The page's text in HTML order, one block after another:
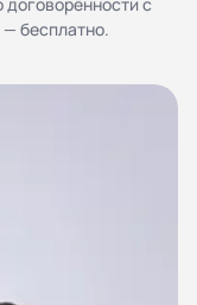
бесплатно.
данных